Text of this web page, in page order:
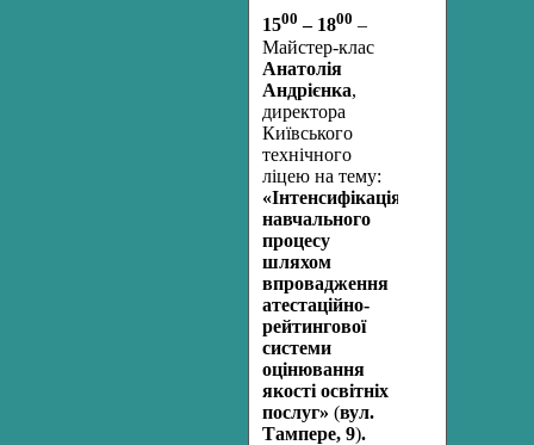
1500 – 1800 –
Майстер-клас
Анатолія
Андрієнка,
директора
Київського
технічного
ліцею на тему:
«Інтенсифікація
навчального
процесу
шляхом
впровадження
атестаційно-
рейтингової
системи
оцінювання
якості освітніх
послуг» (вул.
Тампере, 9).